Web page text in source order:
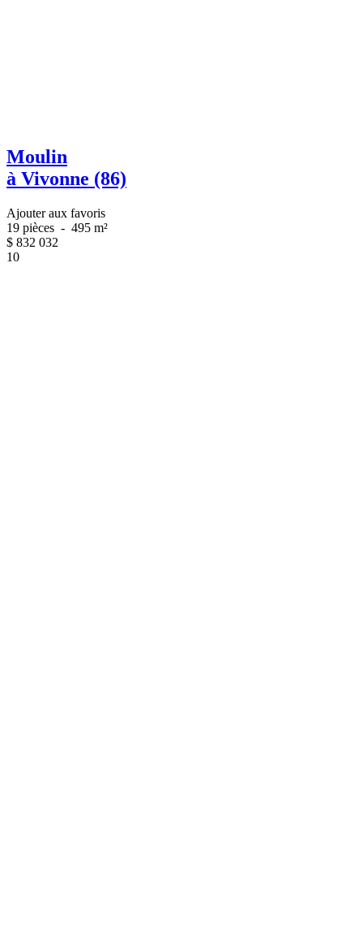
Moulin
à Vivonne (86)
Ajouter aux favoris
19 pièces - 495 m²
$ 832 032
10